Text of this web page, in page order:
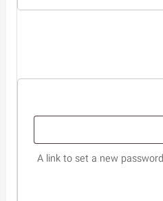
A link to set a new